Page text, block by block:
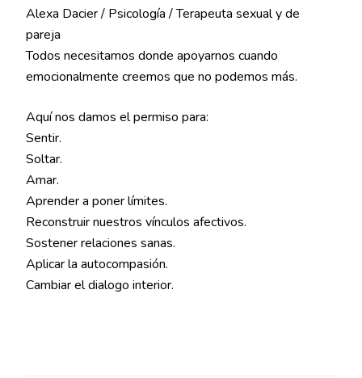
Alexa Dacier / Psicología / Terapeuta sexual y de
pareja
Todos necesitamos donde apoyarnos cuando
emocionalmente creemos que no podemos más.
Aquí nos damos el permiso para:
Sentir.
Soltar.
Amar.
Aprender a poner límites.
Reconstruir nuestros vínculos afectivos.
Sostener relaciones sanas.
Aplicar la autocompasión.
Cambiar el dialogo interior.